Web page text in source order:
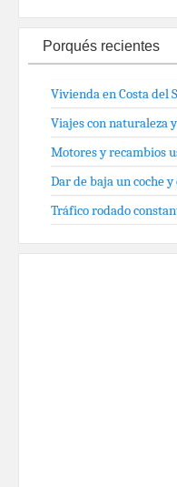
Porqués recientes
Vivienda en Costa del
Viajes con naturaleza
Motores y recambios
Dar de baja un coche
Tráfico rodado